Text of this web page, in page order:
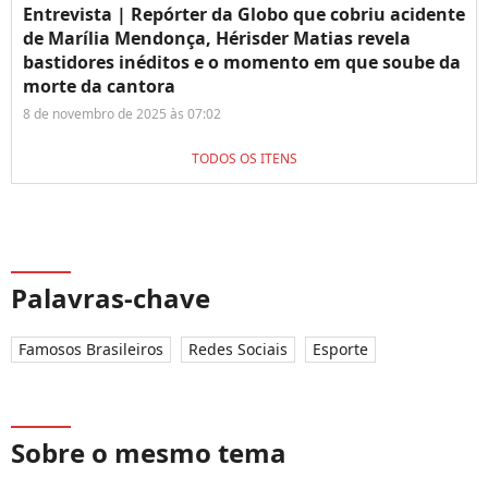
Entrevista | Repórter da Globo que cobriu acidente
de Marília Mendonça, Hérisder Matias revela
bastidores inéditos e o momento em que soube da
morte da cantora
8 de novembro de 2025 às 07:02
TODOS OS ITENS
Palavras-chave
Famosos Brasileiros Redes Sociais Esporte
Sobre o mesmo tema